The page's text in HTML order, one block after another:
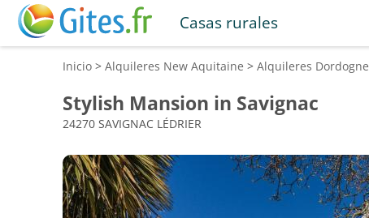
Casas rurales
Inicio > Alquileres New Aquitaine > Alquileres Dordogne
Stylish Mansion in Savignac
24270 SAVIGNAC LÉDRIER